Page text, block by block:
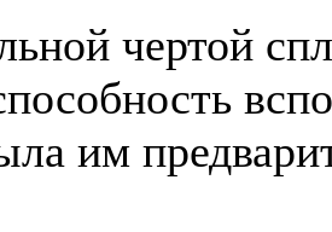
чертой
им